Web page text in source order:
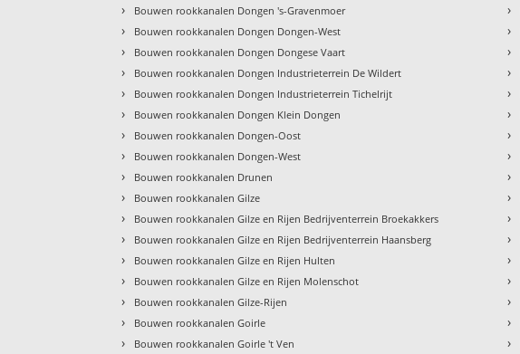
› Bouwen rookkanalen Dongen 's-Gravenmoer
› Bouwen rookkanalen Dongen Dongen-West
› Bouwen rookkanalen Dongen Dongese Vaart
› Bouwen rookkanalen Dongen Industrieterrein De Wildert
› Bouwen rookkanalen Dongen Industrieterrein Tichelrijt
› Bouwen rookkanalen Dongen Klein Dongen
› Bouwen rookkanalen Dongen-Oost
› Bouwen rookkanalen Dongen-West
› Bouwen rookkanalen Drunen
› Bouwen rookkanalen Gilze
› Bouwen rookkanalen Gilze en Rijen Bedrijventerrein Broekakkers
› Bouwen rookkanalen Gilze en Rijen Bedrijventerrein Haansberg
› Bouwen rookkanalen Gilze en Rijen Hulten
› Bouwen rookkanalen Gilze en Rijen Molenschot
› Bouwen rookkanalen Gilze-Rijen
› Bouwen rookkanalen Goirle
› Bouwen rookkanalen Goirle 't Ven
›
›
›
›
›
›
›
›
›
›
›
›
›
›
›
›
›